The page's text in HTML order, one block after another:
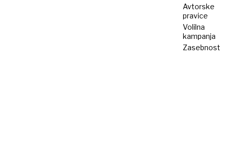
Avtorske
pravice
Volilna
kampanja
Zasebnost